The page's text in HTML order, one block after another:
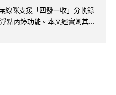
線咪支援「四發一收」分軌錄
點內錄功能。本文經實測其...